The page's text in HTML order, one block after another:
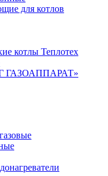
для котлов
котлы Теплотех
ГАЗОАППАРАТ»